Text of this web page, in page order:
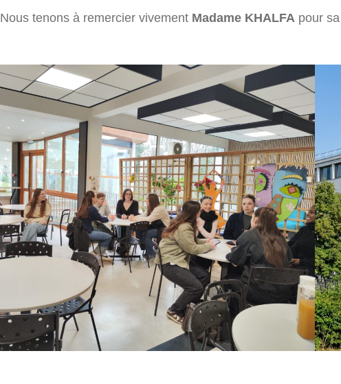
Nous tenons à remercier vivement Madame KHALFA pour